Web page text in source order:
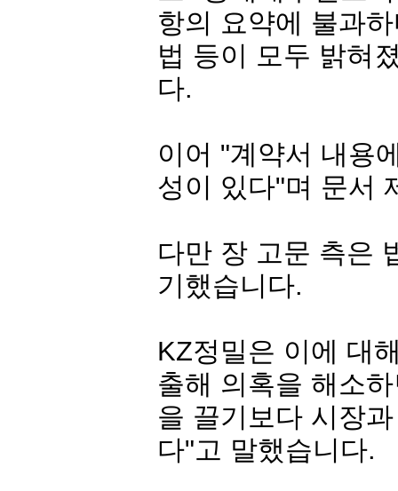
항의 요약에 불과
법 등이 모두 밝혀
다.
이어 "계약서 내용
성이 있다"며 문서
다만 장 고문 측은
기했습니다.
KZ정밀은 이에 대
출해 의혹을 해소
을 끌기보다 시장
다"고 말했습니다.